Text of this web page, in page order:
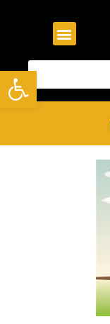
פתח סרגל נגישות